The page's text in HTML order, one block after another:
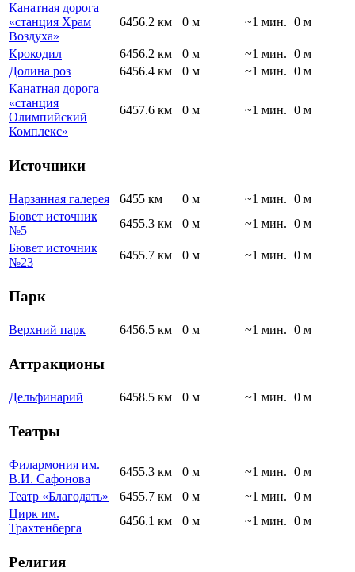
Канатная дорога
«станция Храм
Воздуха»
6456.2 км 0 м ~1 мин. 0 м
Крокодил 6456.2 км 0 м ~1 мин. 0 м
Долина роз
6456.4 км 0 м ~1 мин. 0 м
Канатная дорога
«станция
Олимпийский
Комплекс»
6457.6 км 0 м ~1 мин. 0 м
Источники
Нарзанная галерея 6455 км 0 м ~1 мин. 0 м
Бювет источник
№5
6455.3 км 0 м ~1 мин. 0 м
Бювет источник
№23
6455.7 км 0 м ~1 мин. 0 м
Парк
Верхний парк 6456.5 км 0 м ~1 мин. 0 м
Аттракционы
Дельфинарий 6458.5 км 0 м ~1 мин. 0 м
Театры
Филармония им.
В.И. Сафонова
6455.3 км 0 м ~1 мин. 0 м
Театр «Благодать»
6455.7 км 0 м ~1 мин. 0 м
Цирк им.
Трахтенберга
6456.1 км 0 м ~1 мин. 0 м
Религия